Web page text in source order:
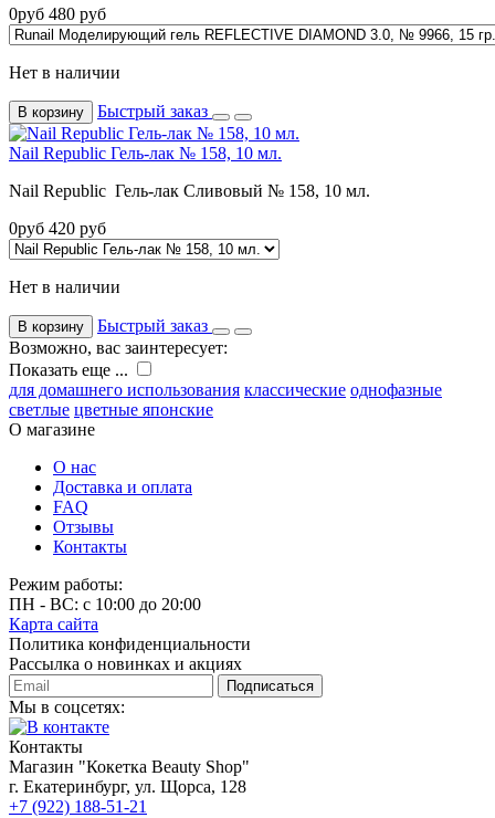
0руб 480 руб
Нет в наличии
В корзину Быстрый заказ
Nail Republic Гель-лак № 158, 10 мл.
Nail Republic Гель-лак Сливовый № 158, 10 мл.
0руб 420 руб
Нет в наличии
В корзину
Быстрый заказ
Возможно, вас заинтересует:
Показать еще ...
для домашнего использования классические однофазные
светлые цветные японские
О магазине
О нас
Доставка и оплата
FAQ
Отзывы
Контакты
Режим работы:
ПН - ВС: с 10:00 до 20:00
Карта сайта
Политика конфиденциальности
Рассылка о новинках и акциях
Подписаться
Мы в соцсетях:
Контакты
Магазин "Кокетка Beauty Shop"
г. Екатеринбург, ул. Щорса, 128
+7 (922) 188-51-21